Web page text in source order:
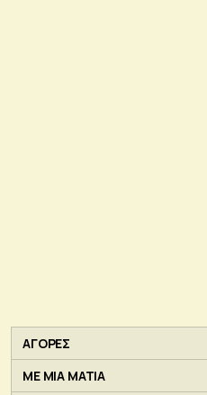
ΑΓΟΡΕΣ
ΜΕ ΜΙΑ ΜΑΤΙΑ